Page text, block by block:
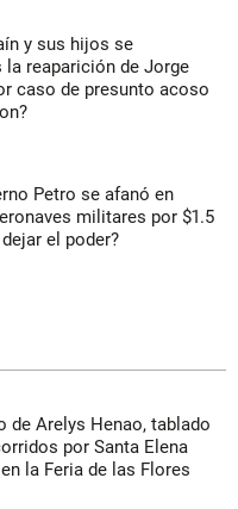
y sus hijos se
la reaparición de Jorge
caso de presunto acoso
Petro se afanó en
militares por $1.5
el poder?
de Arelys Henao, tablado
por Santa Elena
la Feria de las Flores